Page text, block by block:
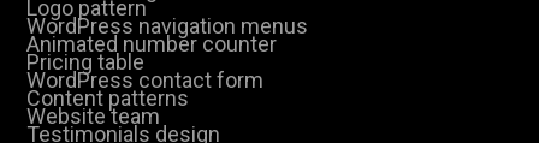
Logo pattern
WordPress navigation menus
Animated number counter
Pricing table
WordPress contact form
Content patterns
Website team
Testimonials design